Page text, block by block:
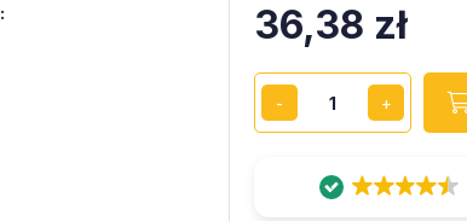
: 36,38 zł